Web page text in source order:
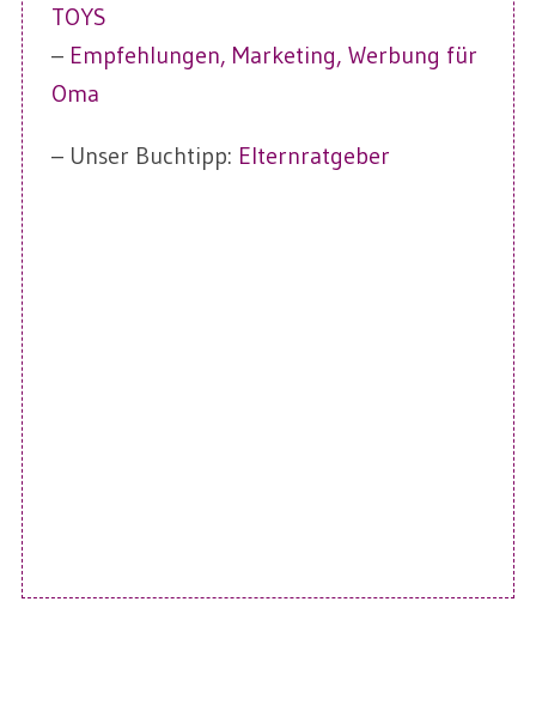
TOYS
– Empfehlungen, Marketing, Werbung für
Oma
– Unser Buchtipp: Elternratgeber